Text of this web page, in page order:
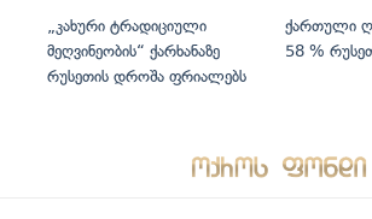
„კახური ტრადიციული
მეღვინეობის“ ქარხანაზე
რუსეთის დროშა ფრიალებს
ქართული
58 %